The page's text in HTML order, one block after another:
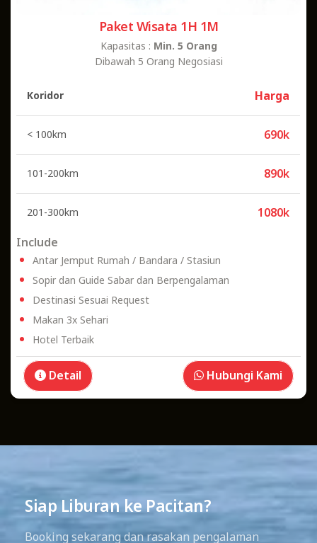
Paket Wisata 1H 1M
Kapasitas : Min. 5 Orang
Dibawah 5 Orang Negosiasi
Koridor
Harga
< 100km 690k
101-200km 890k
201-300km
1080k
Include
Antar Jemput Rumah / Bandara / Stasiun
Sopir dan Guide Sabar dan Berpengalaman
Destinasi Sesuai Request
Makan 3x Sehari
Hotel Terbaik
Detail Hubungi Kami
01 03
Siap Liburan ke Pacitan?
Booking sekarang dan rasakan pengalaman